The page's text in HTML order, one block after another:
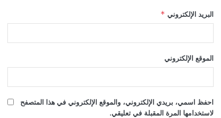
البريد الإلكتروني *
الموقع الإلكتروني
احفظ اسمي، بريدي الإلكتروني، والموقع الإلكتروني في هذا المتصفح
لاستخدامها المرة المقبلة في تعليقي.